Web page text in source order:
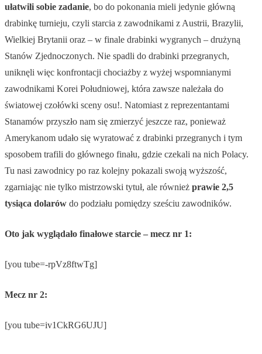
ułatwili sobie zadanie, bo do pokonania mieli jedynie główną
drabinkę turnieju, czyli starcia z zawodnikami z Austrii, Brazylii,
Wielkiej Brytanii oraz – w finale drabinki wygranych – drużyną
Stanów Zjednoczonych. Nie spadli do drabinki przegranych,
uniknęli więc konfrontacji chociażby z wyżej wspomnianymi
zawodnikami Korei Południowej, która zawsze należała do
światowej czołówki sceny osu!. Natomiast z reprezentantami
Stanamów przyszło nam się zmierzyć jeszcze raz, ponieważ
Amerykanom udało się wyratować z drabinki przegranych i tym
sposobem trafili do głównego finału, gdzie czekali na nich Polacy.
Tu nasi zawodnicy po raz kolejny pokazali swoją wyższość,
zgarniając nie tylko mistrzowski tytuł, ale również prawie 2,5
tysiąca dolarów do podziału pomiędzy sześciu zawodników.
Oto jak wyglądało finałowe starcie – mecz nr 1:
[you tube=-rpVz8ftwTg]
Mecz nr 2:
[you tube=iv1CkRG6UJU]